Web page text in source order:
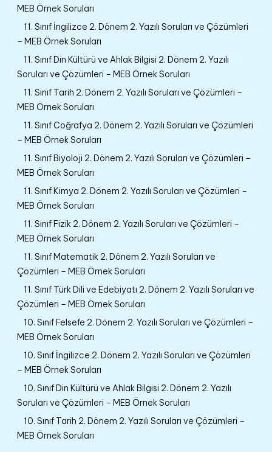
MEB Örnek Soruları
11. Sınıf İngilizce 2. Dönem 2. Yazılı Soruları ve Çözümleri
– MEB Örnek Soruları
11. Sınıf Din Kültürü ve Ahlak Bilgisi 2. Dönem 2. Yazılı
Soruları ve Çözümleri – MEB Örnek Soruları
11. Sınıf Tarih 2. Dönem 2. Yazılı Soruları ve Çözümleri –
MEB Örnek Soruları
11. Sınıf Coğrafya 2. Dönem 2. Yazılı Soruları ve Çözümleri
– MEB Örnek Soruları
11. Sınıf Biyoloji 2. Dönem 2. Yazılı Soruları ve Çözümleri –
MEB Örnek Soruları
11. Sınıf Kimya 2. Dönem 2. Yazılı Soruları ve Çözümleri –
MEB Örnek Soruları
11. Sınıf Fizik 2. Dönem 2. Yazılı Soruları ve Çözümleri –
MEB Örnek Soruları
11. Sınıf Matematik 2. Dönem 2. Yazılı Soruları ve
Çözümleri – MEB Örnek Soruları
11. Sınıf Türk Dili ve Edebiyatı 2. Dönem 2. Yazılı Soruları ve
Çözümleri – MEB Örnek Soruları
10. Sınıf Felsefe 2. Dönem 2. Yazılı Soruları ve Çözümleri –
MEB Örnek Soruları
10. Sınıf İngilizce 2. Dönem 2. Yazılı Soruları ve Çözümleri
– MEB Örnek Soruları
10. Sınıf Din Kültürü ve Ahlak Bilgisi 2. Dönem 2. Yazılı
Soruları ve Çözümleri – MEB Örnek Soruları
10. Sınıf Tarih 2. Dönem 2. Yazılı Soruları ve Çözümleri –
MEB Örnek Soruları